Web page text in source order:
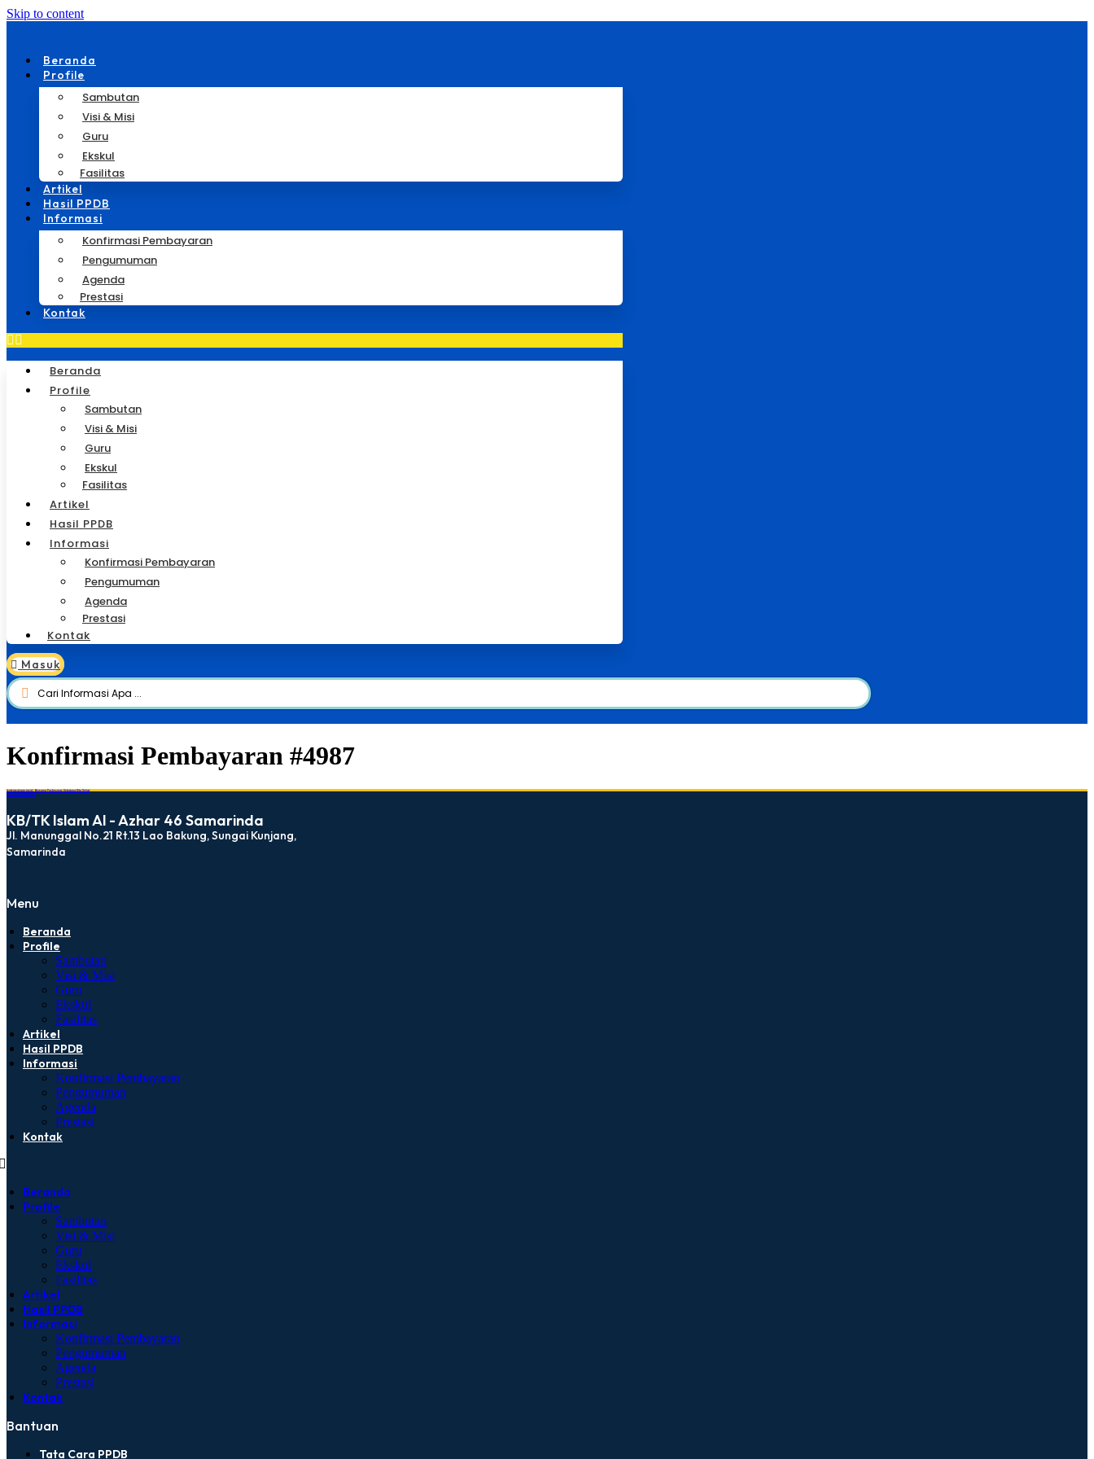
Skip to content
Beranda
Profile
Sambutan
Visi & Misi
Guru
Ekskul
Fasilitas
Artikel
Hasil PPDB
Informasi
Konfirmasi Pembayaran
Pengumuman
Agenda
Prestasi
Kontak
Beranda
Profile
Sambutan
Visi & Misi
Guru
Ekskul
Fasilitas
Artikel
Hasil PPDB
Informasi
Konfirmasi Pembayaran
Pengumuman
Agenda
Prestasi
Kontak
Masuk
Search
...
Konfirmasi Pembayaran #4987
dibuat oleh rrdigital.id
lenterasaijaan.my.id - Bersama Puskesmas Sebatung Kita Sehat
KB/TK Islam Al - Azhar 46 Samarinda
Jl. Manunggal No.21 Rt.13 Lao Bakung, Sungai Kunjang,
Samarinda
Menu
Beranda
Profile
Sambutan
Visi & Misi
Guru
Ekskul
Fasilitas
Artikel
Hasil PPDB
Informasi
Konfirmasi Pembayaran
Pengumuman
Agenda
Prestasi
Kontak
Beranda
Profile
Sambutan
Visi & Misi
Guru
Ekskul
Fasilitas
Artikel
Hasil PPDB
Informasi
Konfirmasi Pembayaran
Pengumuman
Agenda
Prestasi
Kontak
Bantuan
Tata Cara PPDB